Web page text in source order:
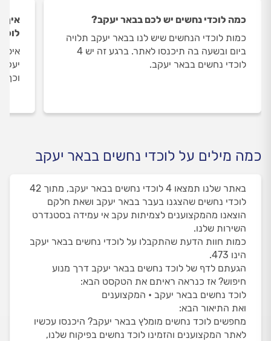
כמה לוכדי נחשים יש לכם בבאר יעקב?
כמות לוכדי הנחשים שיש לנו בבאר יעקב תלויה
ביום ובשעה בה תיכנסו לאתר. ברגע זה יש 4
לוכדי נחשים בבאר יעקב.
איך
וכך
כמה מילים על לוכדי נחשים בבאר יעקב
באתר שלנו תמצאו 4 לוכדי נחשים בבאר יעקב, מתוך 42
לוכדי נחשים שהצגנו בעבר בבאר יעקב ושאת חלקם
הוצאנו מהמקצוענים לצמיתות עקב אי עמידה בסטנדרט
השירות שלנו.
כמות חוות הדעת שהתקבלו על לוכדי נחשים בבאר יעקב
הינו 473.
הגעתם לדף של לוכד נחשים בבאר יעקב דרך מנוע
חיפוש? אז כנראה ראיתם את הטקסט הבא:
לוכד נחשים בבאר יעקב • המקצוענים
ואת התיאור הבא:
מחפשים לוכד נחשים מומלץ בבאר יעקב? היכנסו עכשיו
לאתר המקצוענים והזמינו לוכד נחשים בפיקוח שלנו,